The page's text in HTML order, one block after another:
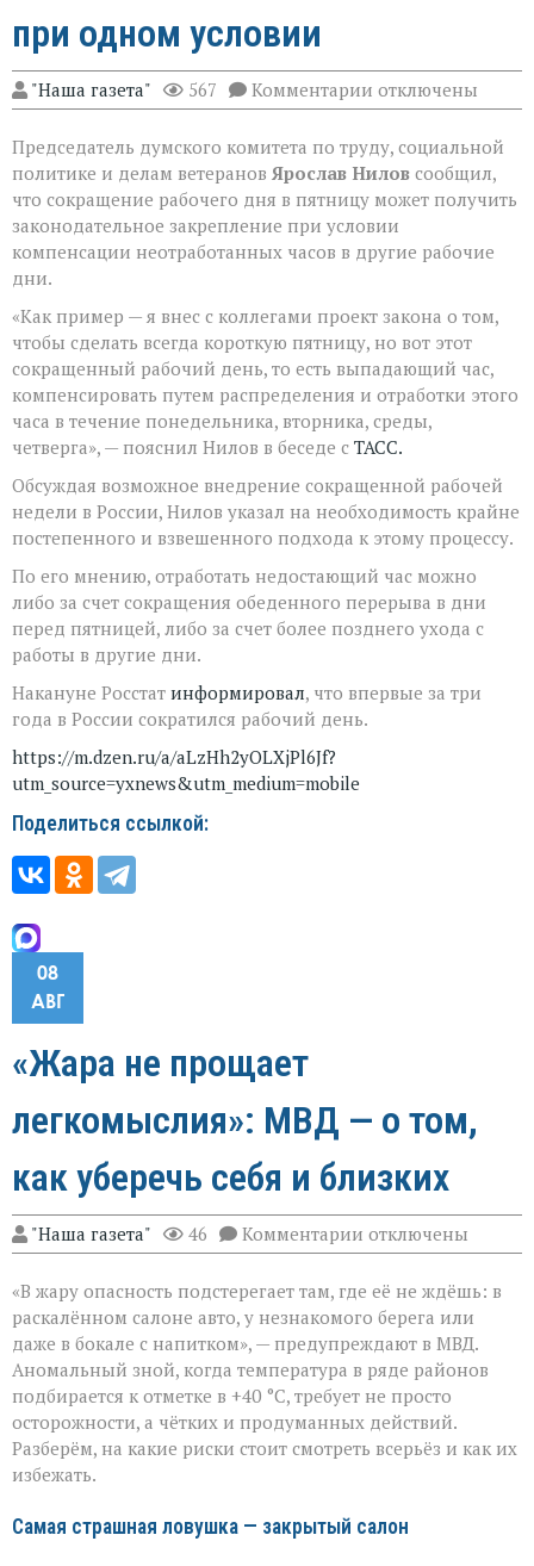
при одном условии
"Наша газета" 567 Комментарии к
записи
России
могут
официально
ввести
«короткую
пятницу»:
но
одном
условии
отключены
Председатель думского комитета по труду, социальной
политике и делам ветеранов Ярослав Нилов сообщил,
что сокращение рабочего дня в пятницу может получить
законодательное закрепление при условии
компенсации неотработанных часов в другие рабочие
дни.
«Как пример — я внес с коллегами проект закона о том,
чтобы сделать всегда короткую пятницу, но вот этот
сокращенный рабочий день, то есть выпадающий час,
компенсировать путем распределения и отработки этого
часа в течение понедельника, вторника, среды,
четверга», — пояснил Нилов в беседе с ТАСС.
Обсуждая возможное внедрение сокращенной рабочей
недели в России, Нилов указал на необходимость крайне
постепенного и взвешенного подхода к этому процессу.
По его мнению, отработать недостающий час можно
либо за счет сокращения обеденного перерыва в дни
перед пятницей, либо за счет более позднего ухода с
работы в другие дни.
Накануне Росстат информировал, что впервые за три
года в России сократился рабочий день.
https://m.dzen.ru/a/aLzHh2yOLXjPl6Jf?
utm_source=yxnews&utm_medium=mobile
Поделиться ссылкой:
08
АВГ
«Жара не прощает
легкомыслия»: МВД — о том,
как уберечь себя и близких
"Наша газета" 46 Комментарии к
записи
не
прощает
легкомыслия»:
МВД — о
том,
как
уберечь
себя
и
отключены
«В жару опасность подстерегает там, где её не ждёшь: в
раскалённом салоне авто, у незнакомого берега или
даже в бокале с напитком», — предупреждают в МВД.
Аномальный зной, когда температура в ряде районов
подбирается к отметке в +40 °C, требует не просто
осторожности, а чётких и продуманных действий.
Разберём, на какие риски стоит смотреть всерьёз и как их
избежать.
Самая страшная ловушка — закрытый салон